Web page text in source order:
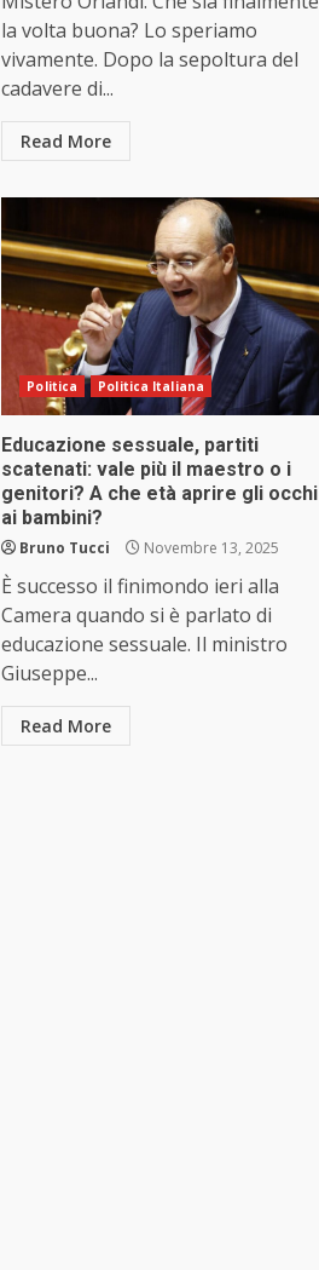
la volta buona? Lo speriamo
vivamente. Dopo la sepoltura del
cadavere di...
Read More
Politica Politica Italiana
Educazione sessuale, partiti
scatenati: vale più il maestro o i
genitori? A che età aprire gli occhi
ai bambini?
Bruno Tucci Novembre 13, 2025
È successo il finimondo ieri alla
Camera quando si è parlato di
educazione sessuale. Il ministro
Giuseppe...
Read More